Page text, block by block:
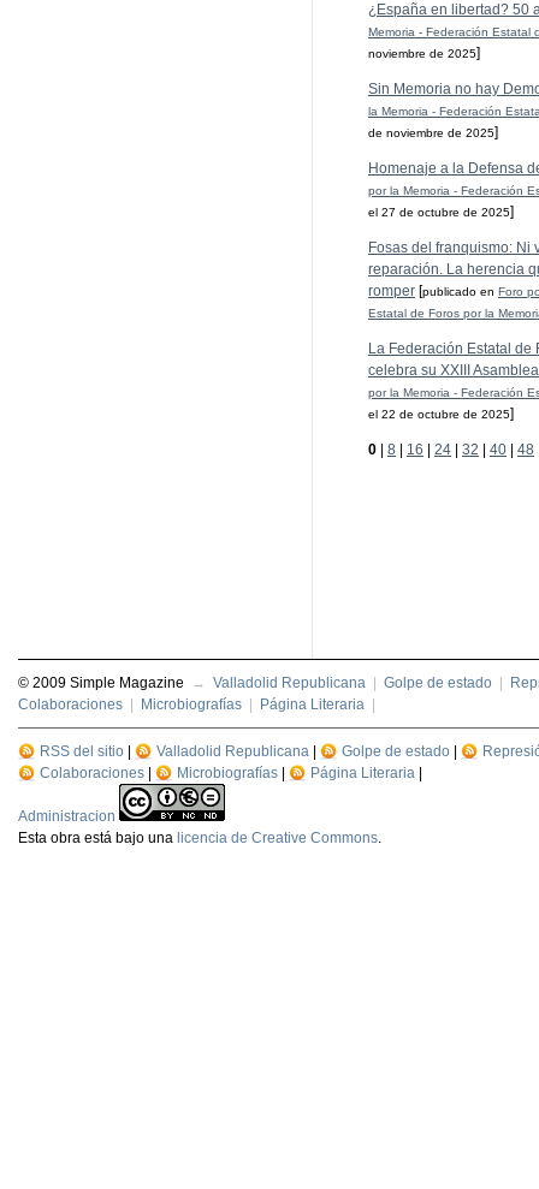
¿España en libertad? 50
Memoria - Federación Estatal
noviembre de 2025]
Sin Memoria no hay
la Memoria - Federación
de noviembre de 2025]
Homenaje a la Defensa
por la Memoria - Federación
el 27 de octubre de 2025]
Fosas del franquismo: Ni
reparación. La herencia
romper [publicado en Foro
Estatal de Foros por la
La Federación Estatal de
celebra su XXIII
por la Memoria - Federación
el 22 de octubre de 2025]
0 8 16 24 32 40 48
© 2009 Simple Magazine → Valladolid Republicana Golpe de estado
Colaboraciones
Microbiografías Página Literaria
RSS del sitio Valladolid Republicana Golpe de estado
Colaboraciones
Microbiografías Página Literaria
Administracion
Esta obra está bajo una licencia de Creative Commons.